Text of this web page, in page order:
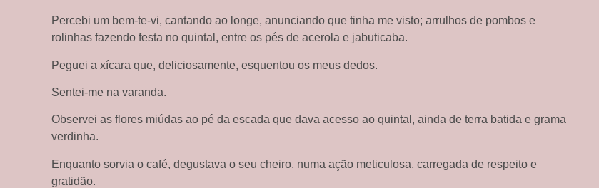
Percebi um bem-te-vi, cantando ao longe, anunciando que tinha me visto; arrulhos de pombos e
rolinhas fazendo festa no quintal, entre os pés de acerola e jabuticaba.
Peguei a xícara que, deliciosamente, esquentou os meus dedos.
Sentei-me na varanda.
Observei as flores miúdas ao pé da escada que dava acesso ao quintal, ainda de terra batida e grama
verdinha.
Enquanto sorvia o café, degustava o seu cheiro, numa ação meticulosa, carregada de respeito e
gratidão.